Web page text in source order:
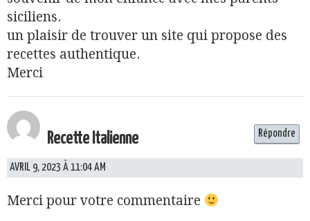
siciliens.
un plaisir de trouver un site qui propose des
recettes authentique.
Merci
Recette Italienne
AVRIL 9, 2023 À 11:04 AM
Merci pour votre commentaire
Répondre